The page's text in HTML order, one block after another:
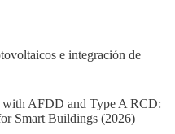
e integración de
with AFDD and Type A RCD:
Smart Buildings (2026)